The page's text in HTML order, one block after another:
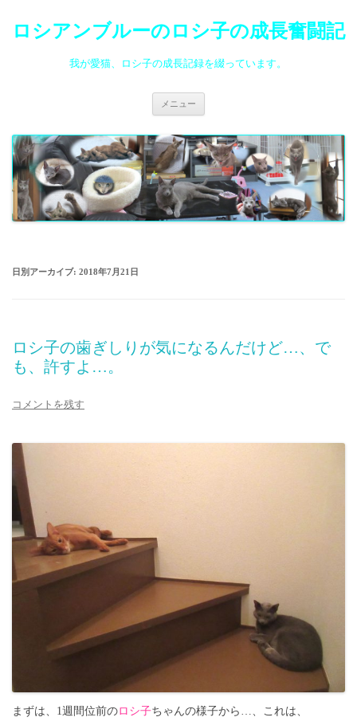
ロシアンブルーのロシ子の成長奮闘記
我が愛猫、ロシ子の成長記録を綴っています。
メニュー
ツ
へ
ス
キ
ッ
プ
日別アーカイブ: 2018年7月21日
ロシ子の歯ぎしりが気になるんだけど…、で
も、許すよ…。
コメントを残す
まずは、1週間位前のロシ子ちゃんの様子から…、これは、